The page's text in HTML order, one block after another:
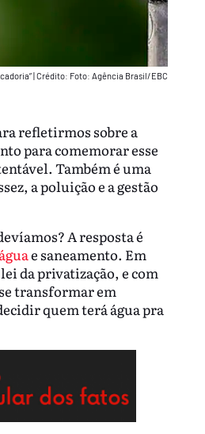
|Crédito: Foto: Agência Brasil/EBC
refletirmos sobre a
para comemorar esse
Também é uma
a poluição e a gestão
A resposta é
e saneamento. Em
da privatização, e com
transformar em
quem terá água pra